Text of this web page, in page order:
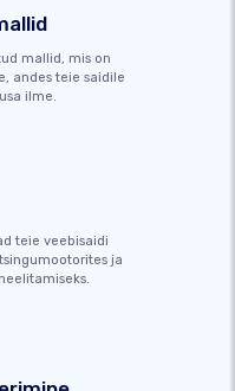
mallid, mis on
andes teie saidile
ilme.
teie veebisaidi
ja